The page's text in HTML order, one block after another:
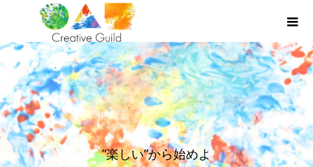
”楽しい”から始めよう